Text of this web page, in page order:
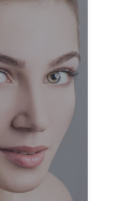
YÜZ
Kaldırma
Türkiye'de
Türkiye'de
Türkiye'de
Türkiye'de